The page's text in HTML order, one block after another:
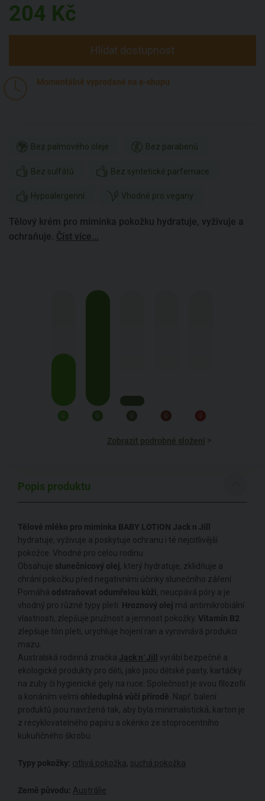
204 Kč
Hlídat dostupnost
Momentálně vyprodané na e-shopu
Bez palmového oleje Bez parabenů
Bez sulfátů Bez syntetické parfemace
Hypoalergenní Vhodné pro vegany
Tělový krém pro miminka pokožku hydratuje, vyživuje a
ochraňuje. Číst více...
Zobrazit podrobné složení >
Popis produktu
Tělové mléko pro miminka BABY LOTION Jack n Jill
hydratuje, vyživuje a poskytuje ochranu i té nejcitlivější
pokožce. Vhodné pro celou rodinu.
Obsahuje slunečnicový olej, který hydratuje, zklidňuje a
chrání pokožku před negativními účinky slunečního záření.
Pomáhá odstraňovat odumřelou kůži, neucpává póry a je
vhodný pro různé typy pleti. Hroznový olej má antimikrobiální
vlastnosti, zlepšuje pružnost a jemnost pokožky. Vitamín B2
zlepšuje tón pleti, urychluje hojení ran a vyrovnává produkci
mazu.
Australská rodinná značka Jack n´Jill
vyrábí bezpečné a
ekologické produkty pro děti, jako jsou dětské pasty, kartáčky
na zuby či hygienické gely na ruce. Společnost je svou filozofií
a konáním velmi ohleduplná vůči přírodě. Např. balení
produktů jsou navržená tak, aby byla minimalistická, karton je
z recyklovatelného papíru a okénko ze stoprocentního
kukuřičného škrobu.
Typy pokožky: citlivá pokožka, suchá pokožka
Země původu: Austrálie